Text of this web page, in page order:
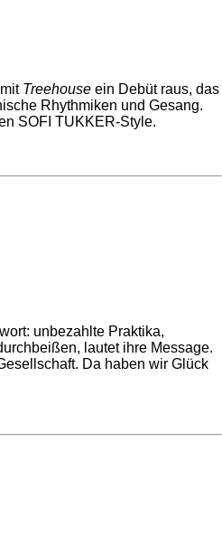
Treehouse ein Debüt raus, das
Rhythmiken und Gesang.
SOFI TUKKER-Style.
unbezahlte Praktika,
lautet ihre Message.
Da haben wir Glück